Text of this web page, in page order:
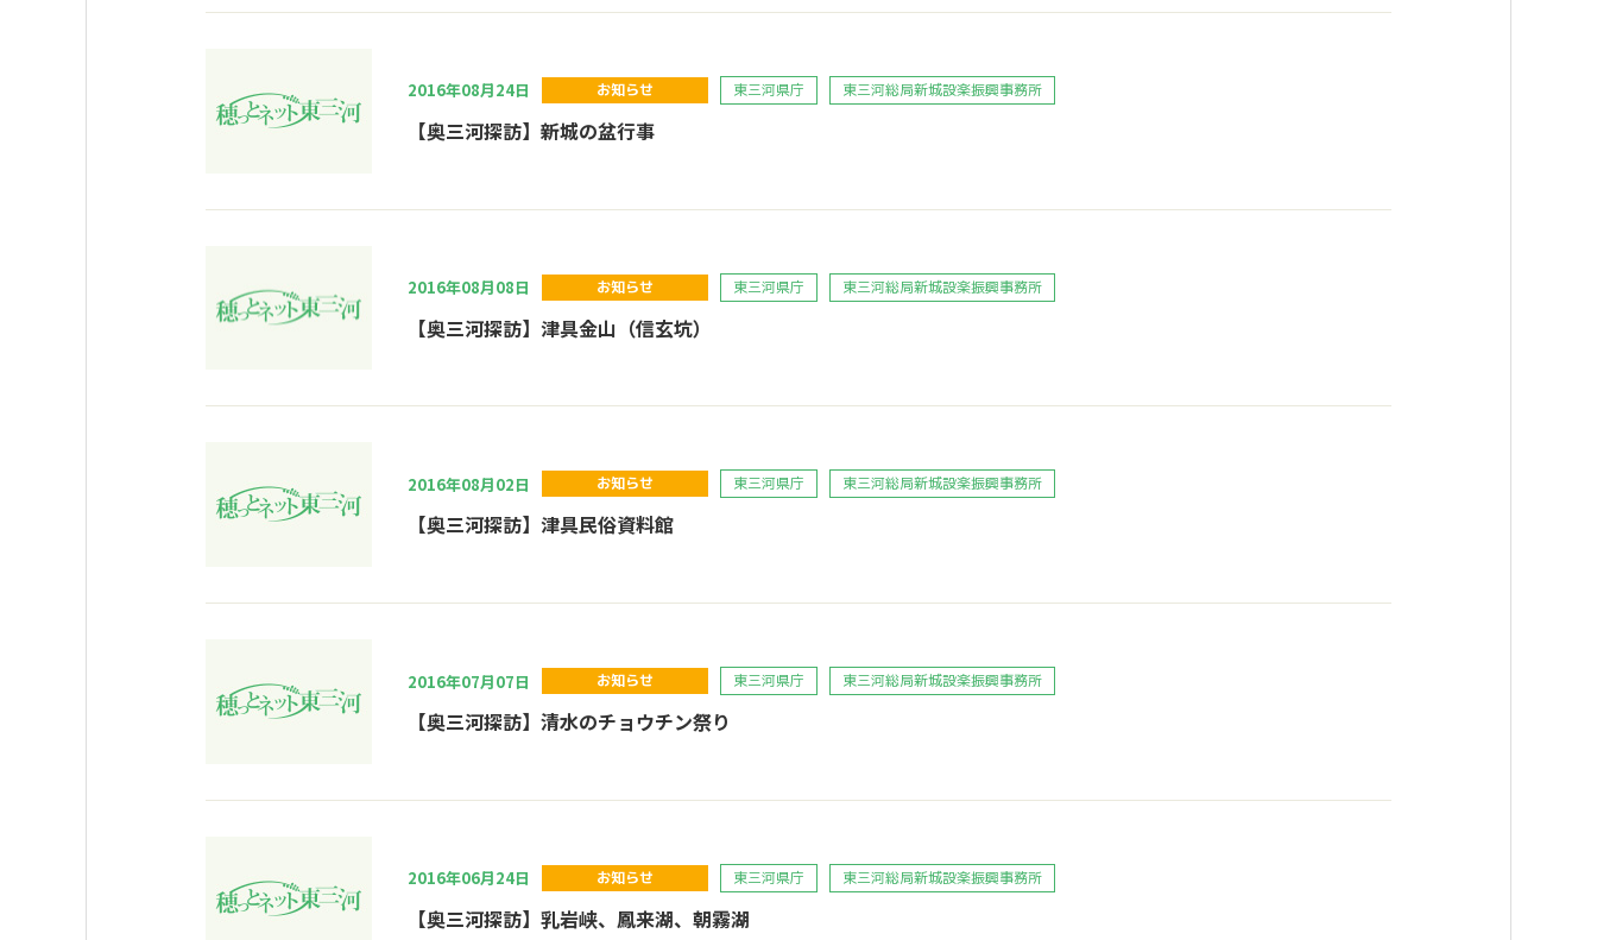
2016年08月24日 お知らせ 東三河県庁 東三河総局新城設楽振興事務所
【奥三河探訪】新城の盆行事
2016年08月08日 お知らせ 東三河県庁 東三河総局新城設楽振興事務所
【奥三河探訪】津具金山（信玄坑）
2016年08月02日 お知らせ 東三河県庁 東三河総局新城設楽振興事務所
【奥三河探訪】津具民俗資料館
2016年07月07日 お知らせ 東三河県庁 東三河総局新城設楽振興事務所
【奥三河探訪】清水のチョウチン祭り
2016年06月24日 お知らせ 東三河県庁 東三河総局新城設楽振興事務所
【奥三河探訪】乳岩峡、鳳来湖、朝霧湖